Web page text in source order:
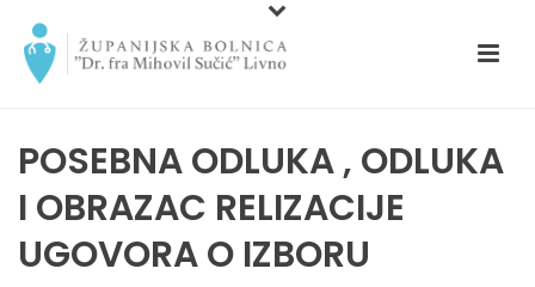
POSEBNA ODLUKA , ODLUKA
I OBRAZAC RELIZACIJE
UGOVORA O IZBORU